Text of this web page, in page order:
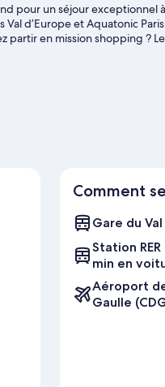
pour un séjour exceptionnel
d’Europe et Aquatonic
en mission shopping ?
votre séjour, ne manquez
Comment
Gare du
Station
min en
Aéroport
Gaulle